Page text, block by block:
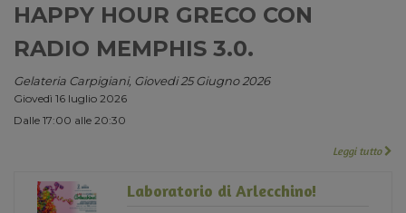
HAPPY HOUR GRECO CON
RADIO MEMPHIS 3.0.
Gelateria Carpigiani, Giovedi 25 Giugno 2026
Giovedì 16 luglio 2026
Dalle 17:00 alle 20:30
Leggi tutto
Laboratorio di Arlecchino!